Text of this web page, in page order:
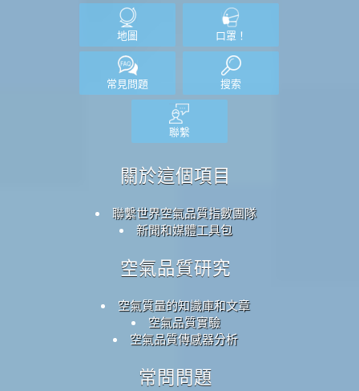
地圖 口罩！
常見問題 搜索
聯繫
關於這個項目
聯繫世界空氣品質指數團隊
新聞和媒體工具包
空氣品質研究
空氣質量的知識庫和文章
空氣品質實驗
空氣品質傳感器分析
常問問題